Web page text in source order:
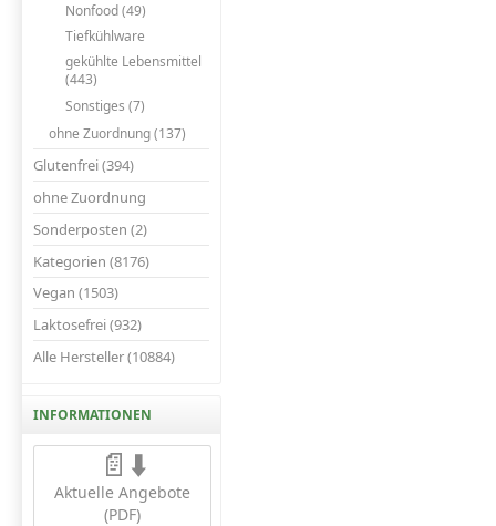
Nonfood (49)
Tiefkühlware
gekühlte Lebensmittel
(443)
Sonstiges (7)
ohne Zuordnung (137)
Glutenfrei (394)
ohne Zuordnung
Sonderposten (2)
Kategorien (8176)
Vegan (1503)
Laktosefrei (932)
Alle Hersteller (10884)
INFORMATIONEN
📄⬇️
Aktuelle Angebote
(PDF)